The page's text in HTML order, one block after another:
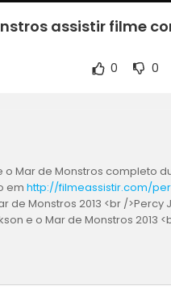
assistir filme
0 0
o Mar de Monstros completo
em http://filmeassistir.com/
de Monstros 2013 <br />Percy
e o Mar de Monstros 2013
/>assistir filme Percy
/>Percy Jackson e o Mar de